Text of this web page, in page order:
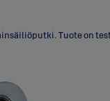
Tuote on